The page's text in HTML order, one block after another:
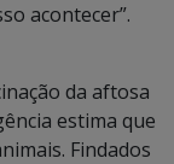
acontecer”.
da aftosa
estima que
Findados